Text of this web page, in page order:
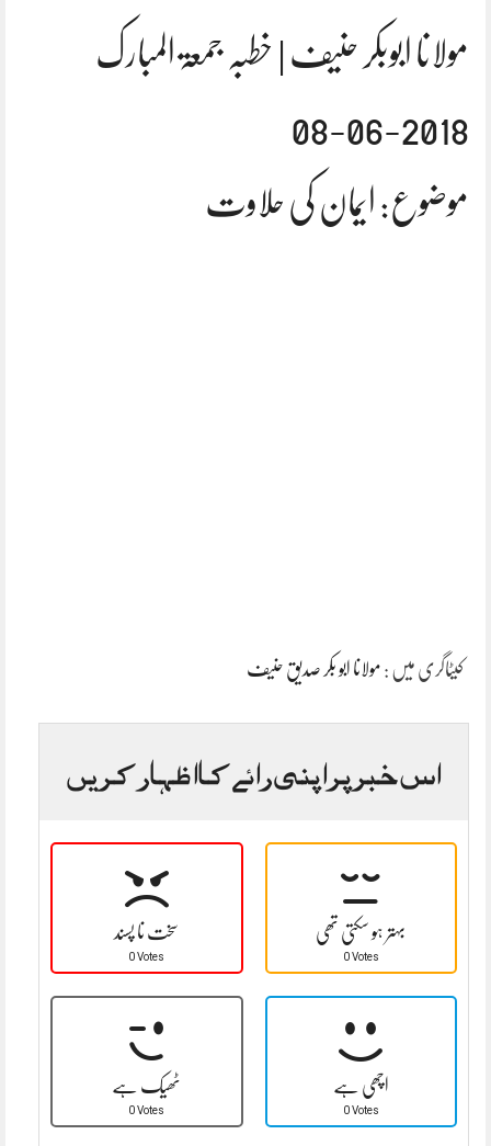
مولانا ابوبکر حنیف | خطبہ جمعۃ المبارک
2018-06-08
موضوع: ایمان کی حلاوت
کیٹاگری میں : مولانا ابو بکر صدیق حنیف
اس خبر پر اپنی رائے کا اظہار کریں
سخت نا پسند
0 Votes
بہتر ہو سکتی تھی
0 Votes
ٹھیک ہے
0 Votes
اچھی ہے
0 Votes